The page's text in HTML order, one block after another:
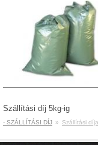
Szállítási díj 5kg-ig
- SZÁLLÍTÁSI DÍJ » Szállítási